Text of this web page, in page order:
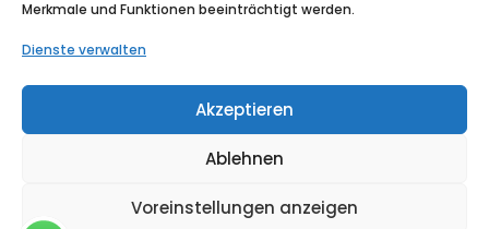
Merkmale und Funktionen beeinträchtigt werden.
Dienste verwalten
Akzeptieren
Ablehnen
Voreinstellungen anzeigen
© Copyright © 2025 Medekon Krankenfahrten. Alle Rechte